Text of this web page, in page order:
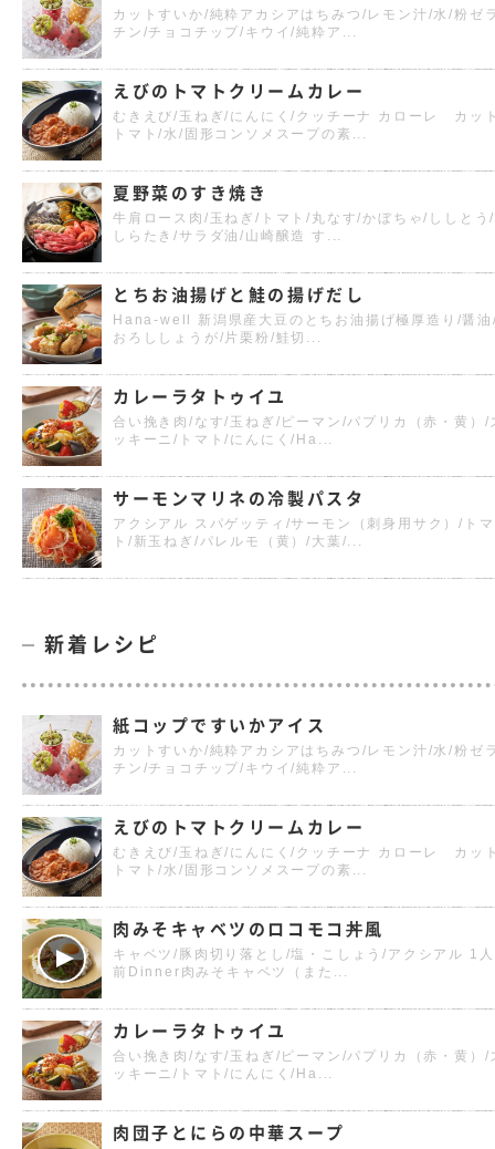
カットすいか/純粋アカシアはちみつ/レモン汁/水/粉ゼ
チン/チョコチップ/キウイ/純粋ア...
えびのトマトクリームカレー
むきえび/玉ねぎ/にんにく/クッチーナ カローレ カッ
トマト/水/固形コンソメスープの素...
夏野菜のすき焼き
牛肩ロース肉/玉ねぎ/トマト/丸なす/かぼちゃ/ししとう/
しらたき/サラダ油/山崎醸造 す...
とちお油揚げと鮭の揚げだし
Hana-well 新潟県産大豆のとちお油揚げ極厚造り/醤
おろししょうが/片栗粉/鮭切...
カレーラタトゥイユ
合い挽き肉/なす/玉ねぎ/ピーマン/パプリカ（赤・黄）/
ッキーニ/トマト/にんにく/Ha...
サーモンマリネの冷製パスタ
アクシアル スパゲッティ/サーモン（刺身用サク）/トマ
ト/新玉ねぎ/パレルモ（黄）/大葉/...
新着レシピ
紙コップですいかアイス
カットすいか/純粋アカシアはちみつ/レモン汁/水/粉ゼ
チン/チョコチップ/キウイ/純粋ア...
えびのトマトクリームカレー
むきえび/玉ねぎ/にんにく/クッチーナ カローレ カッ
トマト/水/固形コンソメスープの素...
肉みそキャベツのロコモコ丼風
キャベツ/豚肉切り落とし/塩・こしょう/アクシアル 1人
前Dinner肉みそキャベツ（また...
カレーラタトゥイユ
合い挽き肉/なす/玉ねぎ/ピーマン/パプリカ（赤・黄）/
ッキーニ/トマト/にんにく/Ha...
肉団子とにらの中華スープ